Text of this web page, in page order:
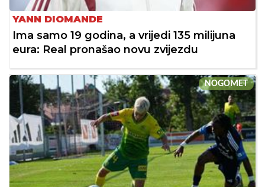
YANN DIOMANDE
Ima samo 19 godina, a vrijedi 135 milijuna
eura: Real pronašao novu zvijezdu
NOGOMET